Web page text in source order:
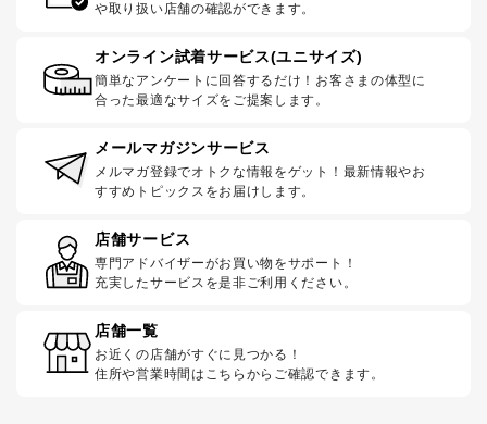
や取り扱い店舗の確認ができます。
オンライン試着サービス(ユニサイズ)
簡単なアンケートに回答するだけ！お客さまの体型に
合った最適なサイズをご提案します。
メールマガジンサービス
メルマガ登録でオトクな情報をゲット！最新情報やお
すすめトピックスをお届けします。
店舗サービス
専門アドバイザーがお買い物をサポート！
充実したサービスを是非ご利用ください。
店舗一覧
お近くの店舗がすぐに見つかる！
住所や営業時間はこちらからご確認できます。